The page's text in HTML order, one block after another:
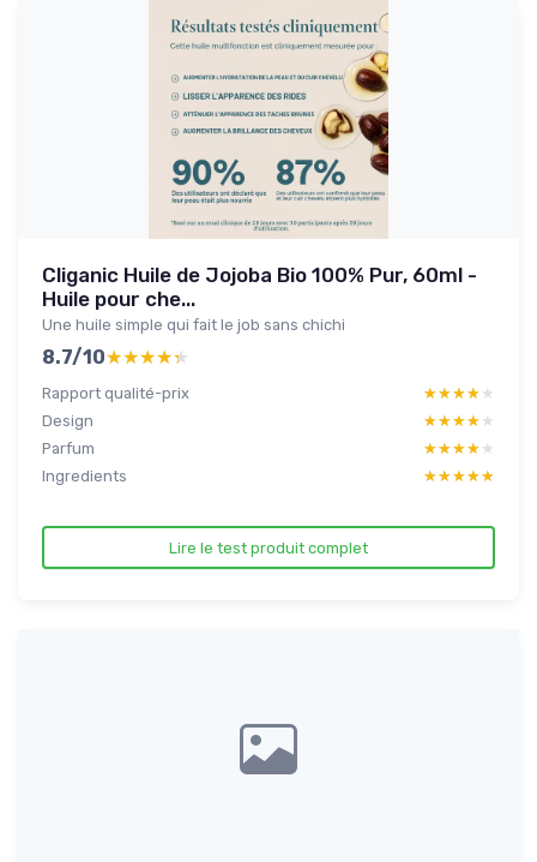
Cliganic Huile de Jojoba Bio 100% Pur, 60ml -
Huile pour che...
Une huile simple qui fait le job sans chichi
8.7/10★★★★★
★★★★★
Rapport qualité-prix ★★★★★
★★★★★
Design
★★★★★
★★★★★
Parfum
★★★★★
★★★★★
Ingredients
★★★★★
★★★★★
Lire le test produit complet